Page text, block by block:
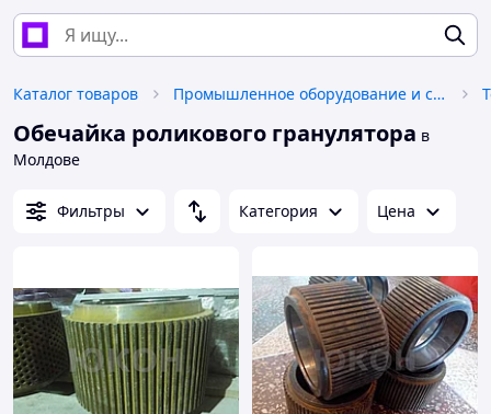
Каталог товаров Промышленное оборудование и станки
Обечайка роликового гранулятора в
Молдове
Фильтры Категория Цена